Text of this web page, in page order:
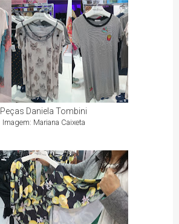
Peças Daniela Tombini
Imagem: Mariana Caixeta